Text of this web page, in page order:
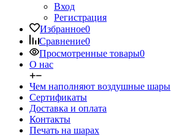
Вход
Регистрация
Избранное0
Сравнение0
Просмотренные товары0
О нас
Чем наполняют воздушные шары
Сертификаты
Доставка и оплата
Контакты
Печать на шарах